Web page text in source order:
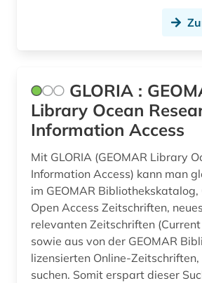
GLORIA :
Library Ocean
Information Access
Mit GLORIA (GEOMAR Library
Information Access) kann man
im GEOMAR Bibliothekskatalog,
Open Access Zeitschriften,
relevanten Zeitschriften
sowie aus von der GEOMAR
lizensierten Online-
suchen. Somit erspart dieser